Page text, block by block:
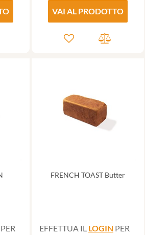
VAI AL PRODOTTO
PER
FRENCH TOAST Butter
EFFETTUA IL LOGIN PER